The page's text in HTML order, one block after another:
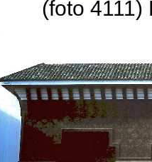
(foto 4111)